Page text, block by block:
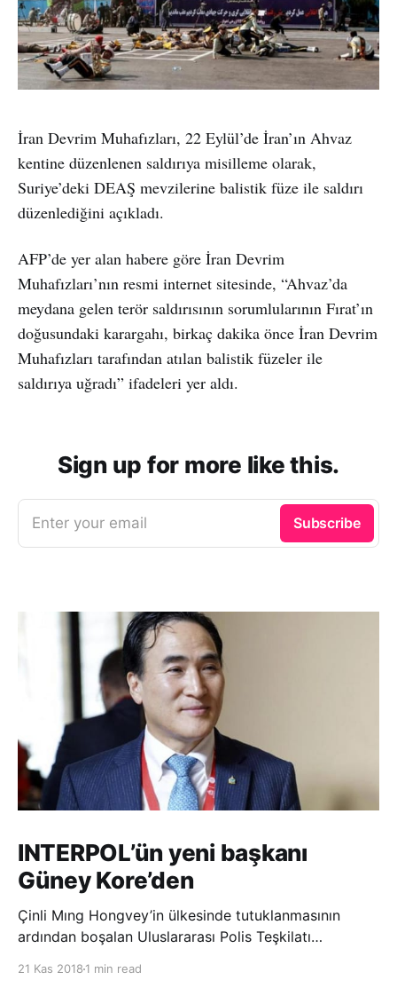
İran Devrim Muhafızları, 22 Eylül’de İran’ın Ahvaz
kentine düzenlenen saldırıya misilleme olarak,
Suriye’deki DEAŞ mevzilerine balistik füze ile saldırı
düzenlediğini açıkladı.
AFP’de yer alan habere göre İran Devrim
Muhafızları’nın resmi internet sitesinde, “Ahvaz’da
meydana gelen terör saldırısının sorumlularının Fırat’ın
doğusundaki karargahı, birkaç dakika önce İran Devrim
Muhafızları tarafından atılan balistik füzeler ile
saldırıya uğradı” ifadeleri yer aldı.
Sign up for more like this.
Enter your email Subscribe
INTERPOL’ün yeni başkanı
Güney Kore’den
Çinli Mıng Hongvey’in ülkesinde tutuklanmasının
ardından boşalan Uluslararası Polis Teşkilatı
21 Kas 2018 1 min read